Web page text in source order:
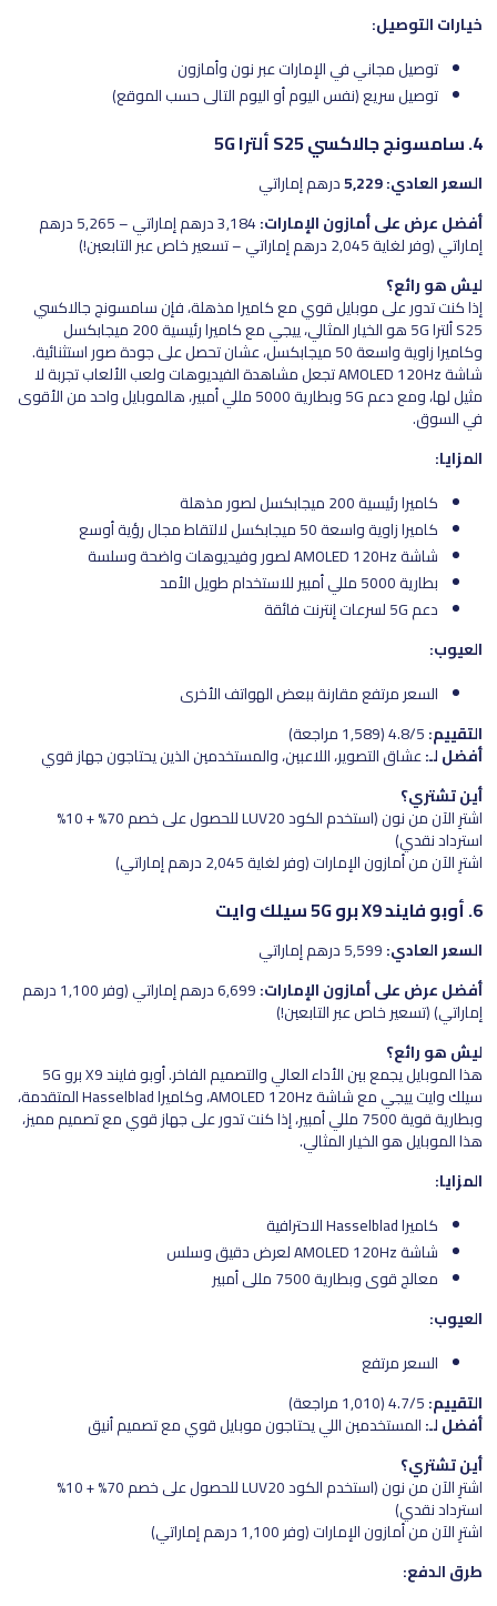
خيارات التوصيل:
توصيل مجاني في الإمارات عبر نون وأمازون
توصيل سريع (نفس اليوم أو اليوم التالي حسب الموقع)
4. سامسونج جالاكسي S25 ألترا 5G
السعر العادي: 5,229
درهم إماراتي
أفضل عرض على أمازون الإمارات:
3,184 درهم إماراتي – 5,265 درهم
إماراتي (وفر لغاية 2,045 درهم إماراتي – تسعير خاص عبر التابعين!)
ليش هو رائع؟
إذا كنت تدور على موبايل قوي مع كاميرا مذهلة، فإن سامسونج جالاكسي
S25 ألترا 5G هو الخيار المثالي، ييجي مع كاميرا رئيسية 200 ميجابكسل
وكاميرا زاوية واسعة 50 ميجابكسل، عشان تحصل على جودة صور استثنائية.
شاشة AMOLED 120Hz تجعل مشاهدة الفيديوهات ولعب الألعاب تجربة لا
مثيل لها، ومع دعم 5G وبطارية 5000 مللي أمبير، هالموبايل واحد من الأقوى
في السوق.
المزايا:
كاميرا رئيسية 200 ميجابكسل لصور مذهلة
كاميرا زاوية واسعة 50 ميجابكسل لالتقاط مجال رؤية أوسع
شاشة AMOLED 120Hz لصور وفيديوهات واضحة وسلسة
بطارية 5000 مللي أمبير للاستخدام طويل الأمد
دعم 5G لسرعات إنترنت فائقة
العيوب:
السعر مرتفع مقارنة ببعض الهواتف الأخرى
التقييم:
أفضل لـ:عشاق التصوير، اللاعبين، والمستخدمين الذين يحتاجون جهاز قوي
أين تشتري؟
اشترِ الآن من نون (استخدم الكود LUV20 للحصول على خصم 70% + 10%
استرداد نقدي)
اشترِ الآن من أمازون الإمارات (وفر لغاية 2,045 درهم إماراتي)
6. أوبو فايند X9 برو 5G سيلك وايت
السعر العادي:
أفضل عرض على أمازون الإمارات:
6,699 درهم إماراتي (وفر 1,100 درهم
إماراتي) (تسعير خاص عبر التابعين!)
ليش هو رائع؟
هذا الموبايل يجمع بين الأداء العالي والتصميم الفاخر. أوبو فايند X9 برو 5G
سيلك وايت ييجي مع شاشة AMOLED 120Hz، وكاميرا Hasselblad المتقدمة،
وبطارية قوية 7500 مللي أمبير، إذا كنت تدور على جهاز قوي مع تصميم مميز،
هذا الموبايل هو الخيار المثالي.
المزايا:
كاميرا Hasselblad الاحترافية
شاشة AMOLED 120Hz لعرض دقيق وسلس
معالج قوي وبطارية 7500 مللي أمبير
العيوب:
السعر مرتفع
التقييم:
أفضل لـ:المستخدمين اللي يحتاجون موبايل قوي مع تصميم أنيق
أين تشتري؟
اشترِ الآن من نون (استخدم الكود LUV20 للحصول على خصم 70% + 10%
استرداد نقدي)
اشترِ الآن من أمازون الإمارات (وفر 1,100 درهم إماراتي)
طرق الدفع: